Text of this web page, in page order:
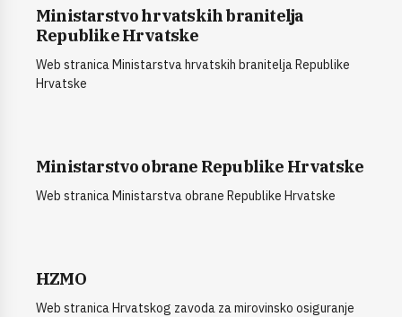
Ministarstvo hrvatskih branitelja
Republike Hrvatske
Web stranica Ministarstva hrvatskih branitelja Republike
Hrvatske
Ministarstvo obrane Republike Hrvatske
Web stranica Ministarstva obrane Republike Hrvatske
HZMO
Web stranica Hrvatskog zavoda za mirovinsko osiguranje